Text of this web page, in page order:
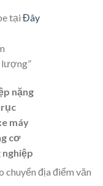
tại Đây
lượng”
nặng
máy
cơ
nghiệp
chuyển địa điểm văn